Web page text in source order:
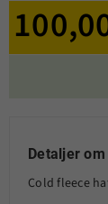
Detaljer
Cold fleece